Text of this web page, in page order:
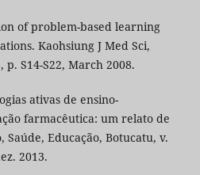
of problem-based learning
Kaohsiung J Med Sci,
S14-S22, March 2008.
ativas de ensino-
farmacêutica: um relato de
Educação, Botucatu, v.
2013.